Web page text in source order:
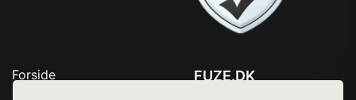
Forside
FUZE.DK